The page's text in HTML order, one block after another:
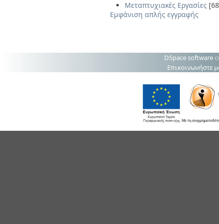
Μεταπτυχιακές Εργασίες
Εμφάνιση απλής εγγραφής
DSpace software
Επικοινωνήστε